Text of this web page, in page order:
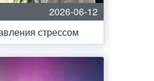
2026-06-12
стрессом